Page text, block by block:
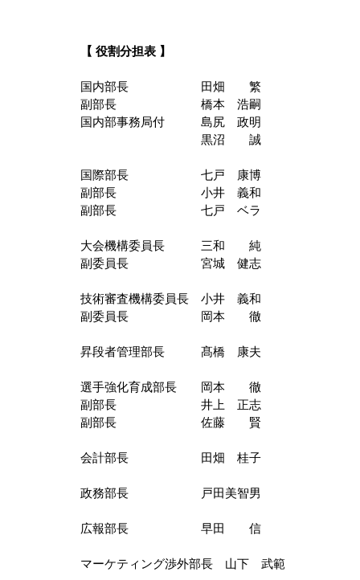
【 役割分担表 】
国内部長　　　　　　田畑　　繁
副部長　　　　　　　橋本　浩嗣
国内部事務局付　　　島尻　政明
黒沼　　誠
国際部長　　　　　　七戸　康博
副部長　　　　　　　小井　義和
副部長　　　　　　　七戸　ベラ
大会機構委員長　　　三和　　純
副委員長　　　　　　宮城　健志
技術審査機構委員長　小井　義和
副委員長　　　　　　岡本　　徹
昇段者管理部長　　　髙橋　康夫
選手強化育成部長　　岡本　　徹
副部長　　　　　　　井上　正志
副部長　　　　　　　佐藤　　賢
会計部長　　　　　　田畑　桂子
政務部長　　　　　　戸田美智男
広報部長　　　　　　早田　　信
マーケティング渉外部長　山下　武範